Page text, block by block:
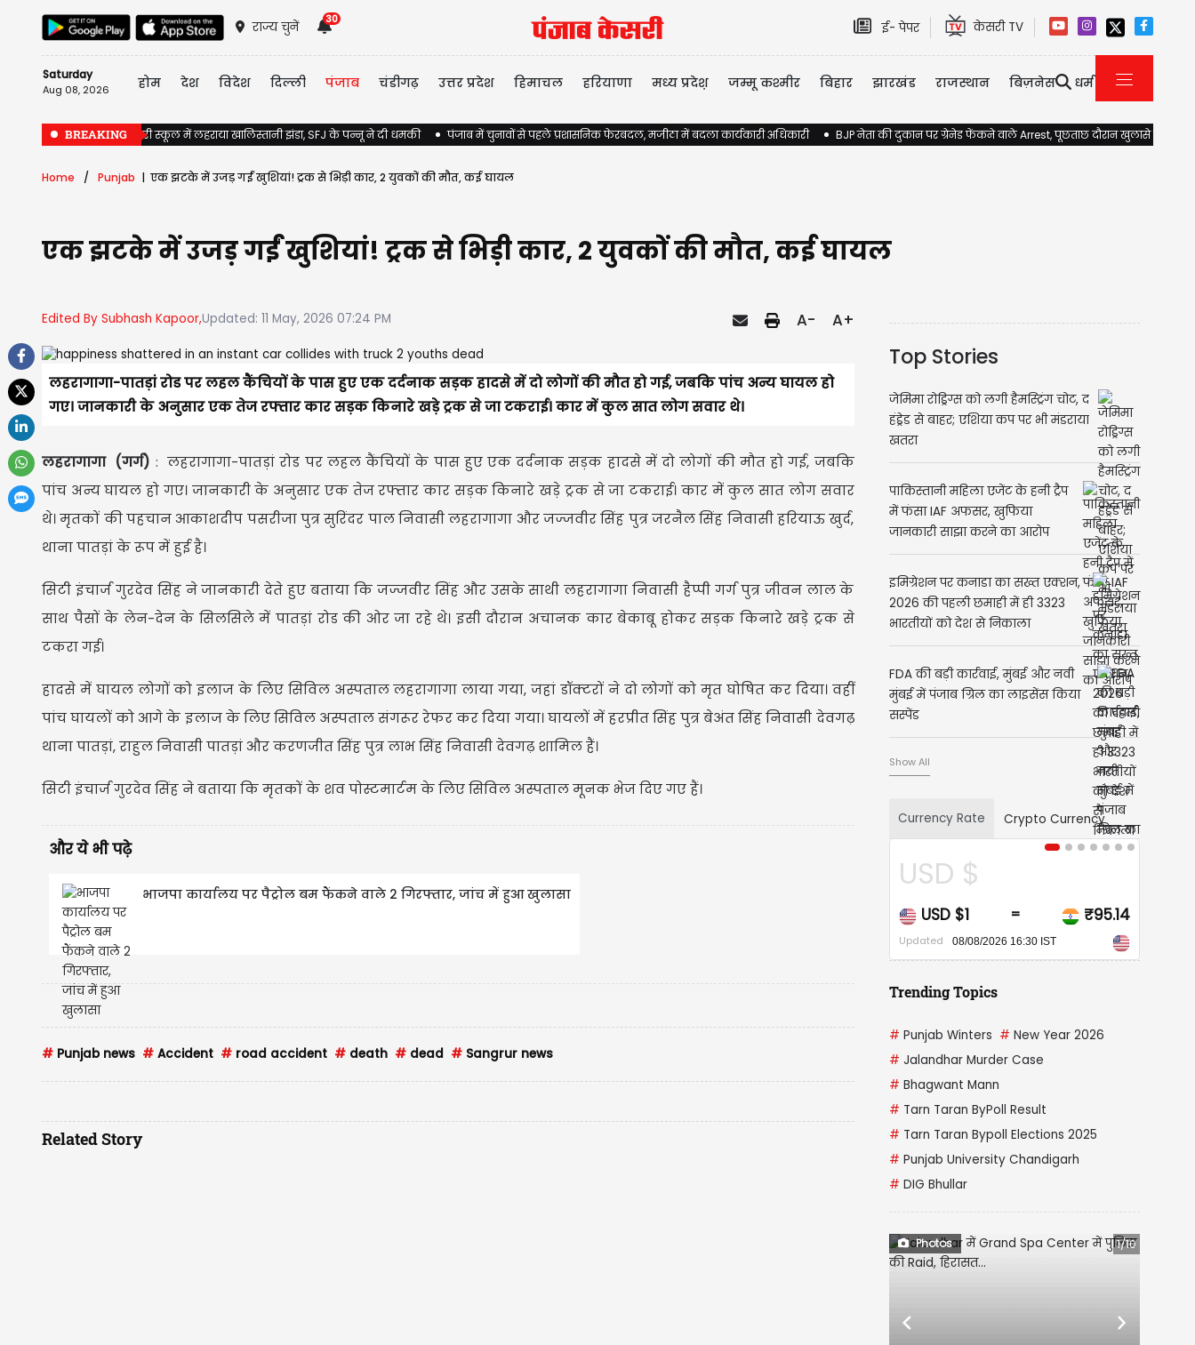
राज्य चुनें
30
ई- पेपर केसरी TV
Saturday
Aug 08, 2026 होम देश विदेश दिल्ली पंजाब चंडीगढ़ उत्तर प्रदेश हिमाचल हरियाणा मध्य प्रदेश़ जम्मू कश्मीर बिहार झारखंड राजस्थान बिज़नेस धर्म
BREAKING
Jalandhar के सरकारी स्कूल में लहराया खालिस्तानी झंडा, SFJ के पन्नू ने दी धमकी पंजाब में चुनावों से पहले प्रशासनिक फेरबदल, मजीठा में बदला कार्यकारी अधिकारी BJP नेता की दुकान पर ग्रेनेड फेंकने वाले Arrest, पूछताछ दौरान खुलासे होने की
Home Punjab एक झटके में उजड़ गईं खुशियां! ट्रक से भिड़ी कार, 2 युवकों की मौत, कई घायल
एक झटके में उजड़ गईं खुशियां! ट्रक से भिड़ी कार, 2 युवकों की मौत, कई घायल
Edited By Subhash Kapoor,Updated: 11 May, 2026 07:24 PM A- A+
लहरागागा-पातड़ां रोड पर लहल कैंचियों के पास हुए एक दर्दनाक सड़क हादसे में दो लोगों की मौत हो गई, जबकि पांच अन्य घायल हो
गए। जानकारी के अनुसार एक तेज रफ्तार कार सड़क किनारे खड़े ट्रक से जा टकराई। कार में कुल सात लोग सवार थे।
लहरागागा (गर्ग) : लहरागागा-पातड़ां रोड पर लहल कैंचियों के पास हुए एक दर्दनाक सड़क हादसे में दो लोगों की मौत हो गई, जबकि
पांच अन्य घायल हो गए। जानकारी के अनुसार एक तेज रफ्तार कार सड़क किनारे खड़े ट्रक से जा टकराई। कार में कुल सात लोग सवार
थे। मृतकों की पहचान आकाशदीप पसरीजा पुत्र सुरिंदर पाल निवासी लहरागागा और जज्जवीर सिंह पुत्र जरनैल सिंह निवासी हरियाऊ खुर्द,
थाना पातड़ां के रूप में हुई है।
सिटी इंचार्ज गुरदेव सिंह ने जानकारी देते हुए बताया कि जज्जवीर सिंह और उसके साथी लहरागागा निवासी हैप्पी गर्ग पुत्र जीवन लाल के
साथ पैसों के लेन-देन के सिलसिले में पातड़ां रोड की ओर जा रहे थे। इसी दौरान अचानक कार बेकाबू होकर सड़क किनारे खड़े ट्रक से
टकरा गई।
हादसे में घायल लोगों को इलाज के लिए सिविल अस्पताल लहरागागा लाया गया, जहां डॉक्टरों ने दो लोगों को मृत घोषित कर दिया। वहीं
पांच घायलों को आगे के इलाज के लिए सिविल अस्पताल संगरूर रेफर कर दिया गया। घायलों में हरप्रीत सिंह पुत्र बेअंत सिंह निवासी देवगढ़
थाना पातड़ां, राहुल निवासी पातड़ां और करणजीत सिंह पुत्र लाभ सिंह निवासी देवगढ़ शामिल हैं।
सिटी इंचार्ज गुरदेव सिंह ने बताया कि मृतकों के शव पोस्टमार्टम के लिए सिविल अस्पताल मूनक भेज दिए गए हैं।
और ये भी पढ़े
भाजपा कार्यालय पर पैट्रोल बम फैंकने वाले 2 गिरफ्तार, जांच में हुआ खुलासा
# Punjab news # Accident # road accident # death # dead # Sangrur news
Related Story
Top Stories
जेमिमा रोड्रिग्स को लगी हैमस्ट्रिंग चोट, द
हंड्रेड से बाहर; एशिया कप पर भी मंडराया
खतरा
पाकिस्तानी महिला एजेंट के हनी ट्रैप
में फंसा IAF अफसर, खुफिया
जानकारी साझा करने का आरोप
इमिग्रेशन पर कनाडा का सख्त एक्शन,
2026 की पहली छमाही में ही 3323
भारतीयों को देश से निकाला
FDA की बड़ी कार्रवाई, मुंबई और नवी
मुंबई में पंजाब ग्रिल का लाइसेंस किया
सस्पेंड
Show All
Currency Rate Crypto Currency
= ₹95.14
08/08/2026 16:30 IST
CAD $1
Updated 08/08/2026 16:30
Trending Topics
# Punjab Winters # New Year 2026
# Jalandhar Murder Case
# Bhagwant Mann
# Tarn Taran ByPoll Result
# Tarn Taran Bypoll Elections 2025
# Punjab University Chandigarh
# DIG Bhullar
Photos 1/10
Previous Next